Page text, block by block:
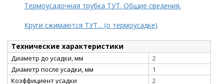
Термоусадочная трубка ТУТ. Общие сведения.
Круги сжимаются ТУТ... (о термоусадке)
Технические характеристики
Диаметр до усадки, мм
2
Диаметр после усадки, мм
1
Коэффициент усадки
2